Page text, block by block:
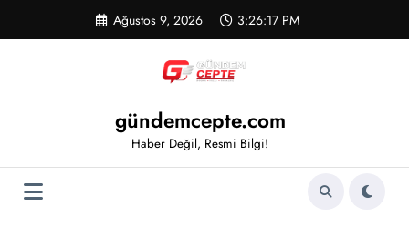
Ağustos 9, 2026 3:26:17 PM
gündemcepte.com
Haber Değil, Resmi Bilgi!